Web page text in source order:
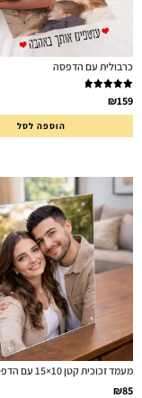
כרבולית עם הדפסה
דורג5.00
₪159
הוספה לסל
מעמד זכוכית קטן 10×15 עם הדפסה
₪85